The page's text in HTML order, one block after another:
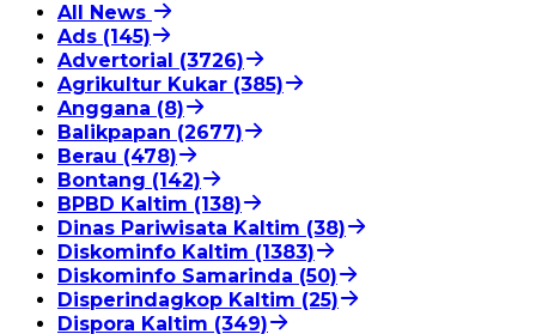
All News
Ads (145)
Advertorial (3726)
Agrikultur Kukar (385)
Anggana (8)
Balikpapan (2677)
Berau (478)
Bontang (142)
BPBD Kaltim (138)
Dinas Pariwisata Kaltim (38)
Diskominfo Kaltim (1383)
Diskominfo Samarinda (50)
Disperindagkop Kaltim (25)
Dispora Kaltim (349)